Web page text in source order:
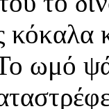
ωμό